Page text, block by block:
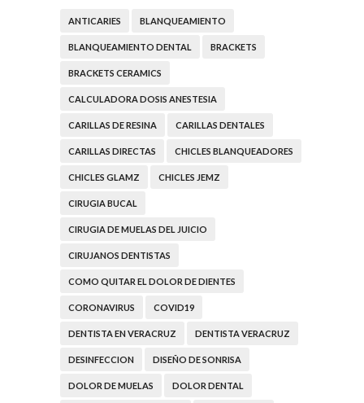
ANTICARIES BLANQUEAMIENTO
BLANQUEAMIENTO DENTAL BRACKETS
BRACKETS CERAMICS
CALCULADORA DOSIS ANESTESIA
CARILLAS DE RESINA CARILLAS DENTALES
CARILLAS DIRECTAS CHICLES BLANQUEADORES
CHICLES GLAMZ CHICLES JEMZ
CIRUGIA BUCAL
CIRUGIA DE MUELAS DEL JUICIO
CIRUJANOS DENTISTAS
COMO QUITAR EL DOLOR DE DIENTES
CORONAVIRUS COVID19
DENTISTA EN VERACRUZ DENTISTA VERACRUZ
DESINFECCION DISEÑO DE SONRISA
DOLOR DE MUELAS DOLOR DENTAL